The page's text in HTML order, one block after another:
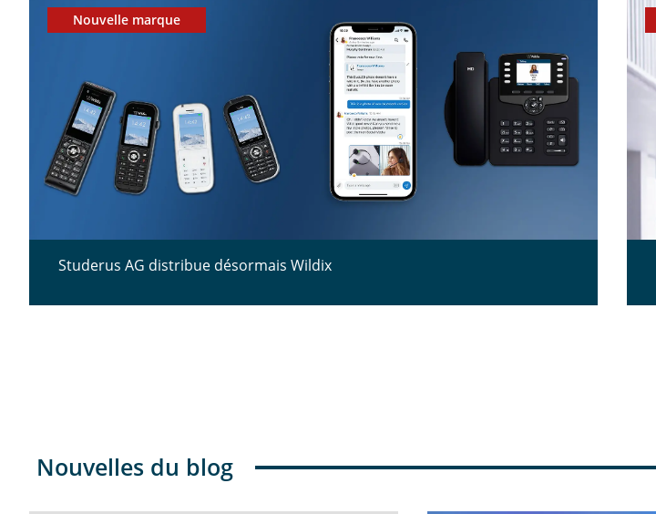
Nouvelle marque
Studerus AG distribue désormais Wildix
Nouvelles du blog